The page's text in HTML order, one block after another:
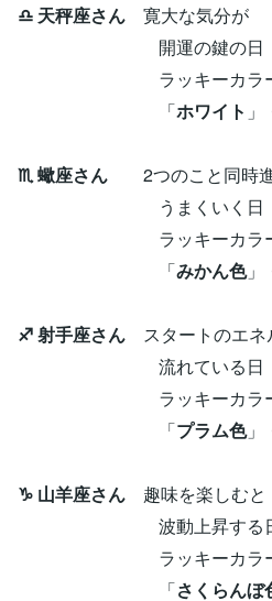
♎ 天秤座さん 寛大な気分が
開運の鍵の日
ラッキーカラー・
「ホワイト 」
♏ 蠍座さん 2つのこと同時
うまくいく日
ラッキーカラー・
「みかん色」
♐ 射手座さん スタートのエネ
流れている日
ラッキーカラー・
「プラム色」
♑ 山羊座さん 趣味を楽しむと
波動上昇する
ラッキーカラー・
「さくらんぼ